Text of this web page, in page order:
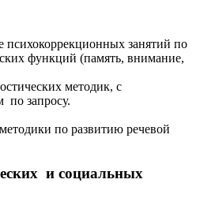
психокоррекционных занятий по
функций (память, внимание,
методик, с
по запросу.
по развитию речевой
и социальных